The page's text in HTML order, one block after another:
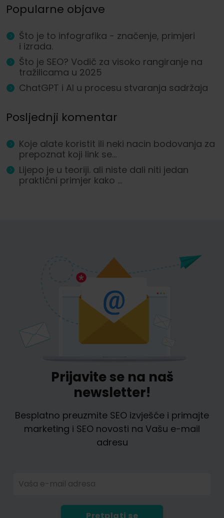
Popularne objave
Što je to infografika - značenje, primjeri
i izrada.
Što je SEO? Vodič za visoko rangiranje na
tražilicama u 2025
ChatGPT i AI u procesu stvaranja sadržaja
Posljednji komentar
Koje alate koristit ili neki nacin bodovanja za
prepoznat koji link se...
Lijepo je u teoriji. ali niste dali niti jedan
praktični primjer kako ...
Prijavite se na naš
newsletter!
Besplatno preuzmite SEO izvješće i primajte
marketing i SEO novosti na Vašu e-mail
adresu
Vaša e-mail adresa